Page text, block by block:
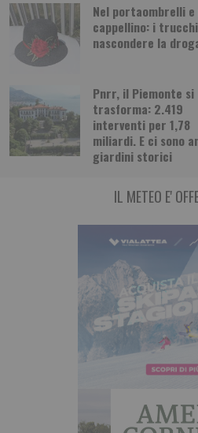
Nel portaombrelli e
cappellino: i
nascondere la
Pnrr, il Piemonte si
trasforma: 2.419
interventi per 1,78
miliardi. E ci sono
giardini storici
L’uomo che ha investito i ciclisti:
Tramite il suo legale scrive: “Chiedo
di ammettere “la
IL METEO E'